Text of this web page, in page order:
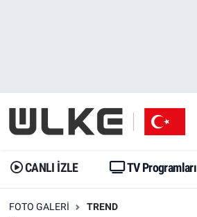
CANLI İZLE TV Programları
FOTO GALERI TREND
Gündem
Dünya
Gündem
Trend
İstanbul Namaz Vakitleri
Trafik Durumu